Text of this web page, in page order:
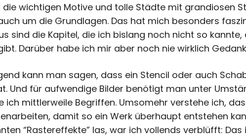
die wichtigen Motive und tolle Städte mit grandiosen
um die Grundlagen. Das hat mich besonders
sind die Kapitel, die ich bislang noch nicht so
Darüber habe ich mir aber noch nie wirklich
kann man sagen, dass ein Stencil oder auch
Und für aufwendige Bilder benötigt man unter
ich mittlerweile Begriffen. Umsomehr verstehe ich,
damit so ein Werk überhaupt entstehen
“Rastereffekte” las, war ich vollends verblüfft: Das